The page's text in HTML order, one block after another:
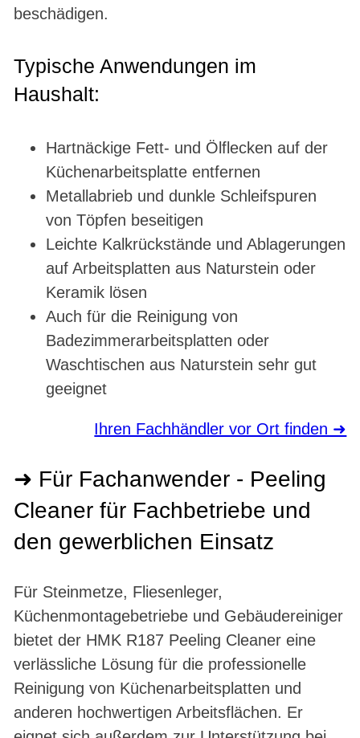
beschädigen.
Typische Anwendungen im
Haushalt:
Hartnäckige Fett- und Ölflecken auf der
Küchenarbeitsplatte entfernen
Metallabrieb und dunkle Schleifspuren
von Töpfen beseitigen
Leichte Kalkrückstände und Ablagerungen
auf Arbeitsplatten aus Naturstein oder
Keramik lösen
Auch für die Reinigung von
Badezimmerarbeitsplatten oder
Waschtischen aus Naturstein sehr gut
geeignet
Ihren Fachhändler vor Ort finden ➜
➜ Für Fachanwender - Peeling
Cleaner für Fachbetriebe und
den gewerblichen Einsatz
Für Steinmetze, Fliesenleger,
Küchenmontagebetriebe und Gebäudereiniger
bietet der HMK R187 Peeling Cleaner eine
verlässliche Lösung für die professionelle
Reinigung von Küchenarbeitsplatten und
anderen hochwertigen Arbeitsflächen. Er